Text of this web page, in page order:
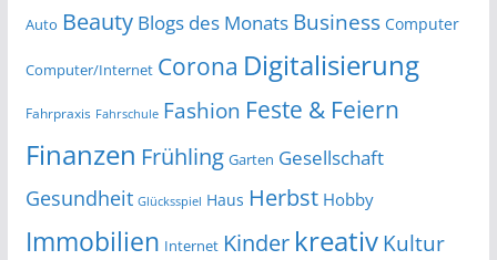
Auto Beauty Blogs des Monats Business Computer
Computer/Internet Corona Digitalisierung
Fahrpraxis Fahrschule Fashion Feste & Feiern
Finanzen Frühling Garten Gesellschaft
Gesundheit Glücksspiel Haus Herbst Hobby
Immobilien Internet Kinder kreativKultur